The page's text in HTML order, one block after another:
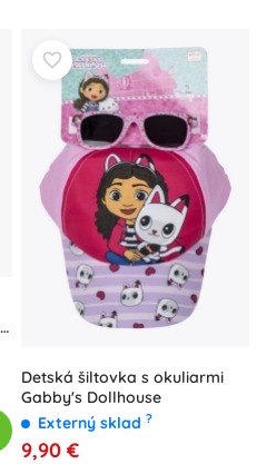
Detská šiltovka s okuliarmi
Gabby's Dollhouse
Externý sklad ?
9,90 €